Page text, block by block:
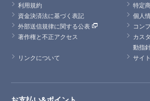
利用規約
特定
資金決済法に基づく表記
個人
外部送信規律に関する公表
コン
著作権と不正アクセス
カス
動指
リンクについて
サイ